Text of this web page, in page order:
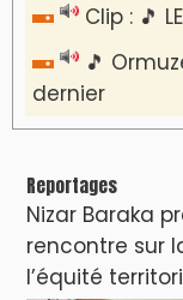
Clip : 🎵
🎵
dernier
Reportages
Nizar Baraka
rencontre sur
l’équité